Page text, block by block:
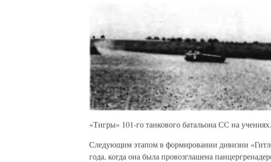
«Тигры» 101-го танкового батальона СС на
Следующим этапом в формировании дивизии
года, когда она была провозглашена